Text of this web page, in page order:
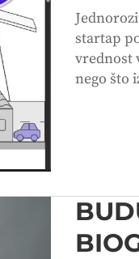
startap
vrednost
nego što